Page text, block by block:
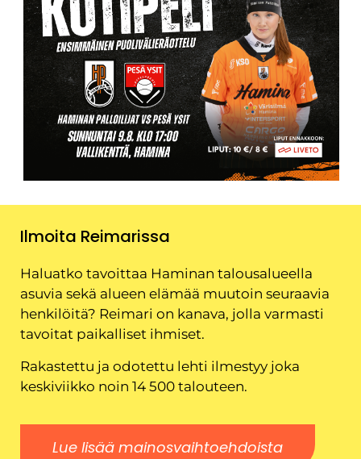
Ilmoita Reimarissa
Haluatko tavoittaa Haminan talousalueella
asuvia sekä alueen elämää muutoin seuraavia
henkilöitä? Reimari on kanava, jolla varmasti
tavoitat paikalliset ihmiset.
Rakastettu ja odotettu lehti ilmestyy joka
keskiviikko noin 14 500 talouteen.
Lue lisää mainosvaihtoehdoista